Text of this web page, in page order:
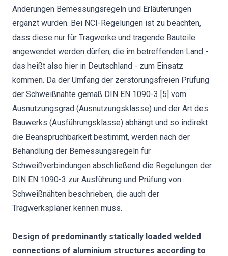
Änderungen Bemessungsregeln und Erläuterungen
ergänzt wurden. Bei NCI-Regelungen ist zu beachten,
dass diese nur für Tragwerke und tragende Bauteile
angewendet werden dürfen, die im betreffenden Land -
das heißt also hier in Deutschland - zum Einsatz
kommen. Da der Umfang der zerstörungsfreien Prüfung
der Schweißnähte gemäß DIN EN 1090-3 [5] vom
Ausnutzungsgrad (Ausnutzungsklasse) und der Art des
Bauwerks (Ausführungsklasse) abhängt und so indirekt
die Beanspruchbarkeit bestimmt, werden nach der
Behandlung der Bemessungsregeln für
Schweißverbindungen abschließend die Regelungen der
DIN EN 1090-3 zur Ausführung und Prüfung von
Schweißnähten beschrieben, die auch der
Tragwerksplaner kennen muss.
Design of predominantly statically loaded welded
connections of aluminium structures according to